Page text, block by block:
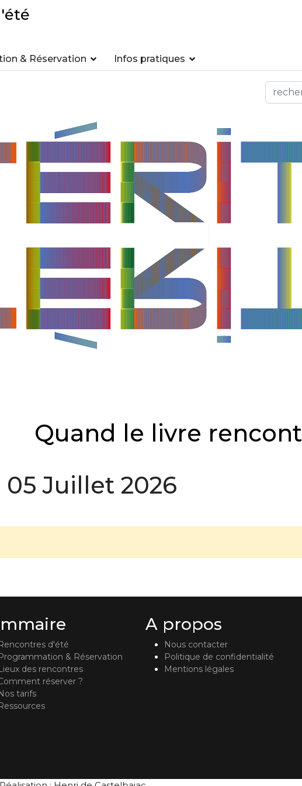
& Réservation Infos pratiques
Quand le livre
Juillet 2026
d'été
& Réservation
des rencontres
réserver ?
tarifs
A propos
Nous contacter
Politique de confidentialité
Mentions légales